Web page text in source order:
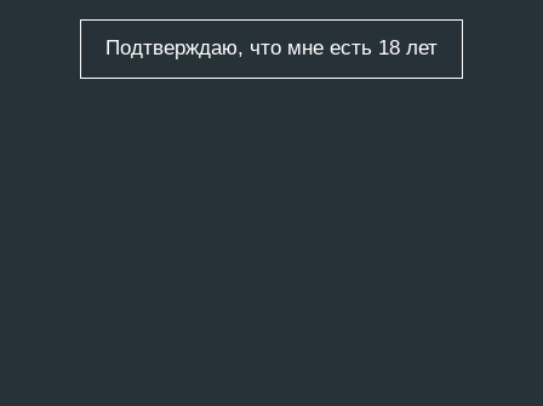
Подтверждаю, что мне есть 18 лет